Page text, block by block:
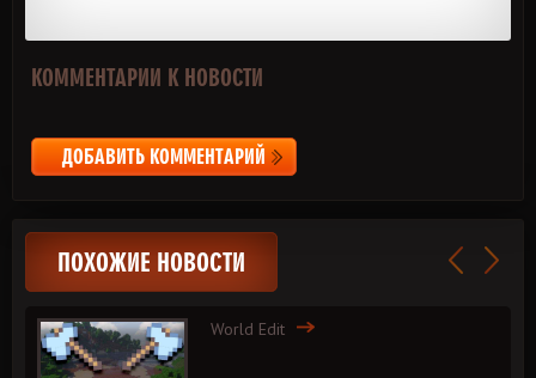
КОММЕНТАРИИ К НОВОСТИ
ДОБАВИТЬ КОММЕНТАРИЙ
ПОХОЖИЕ НОВОСТИ
World Edit